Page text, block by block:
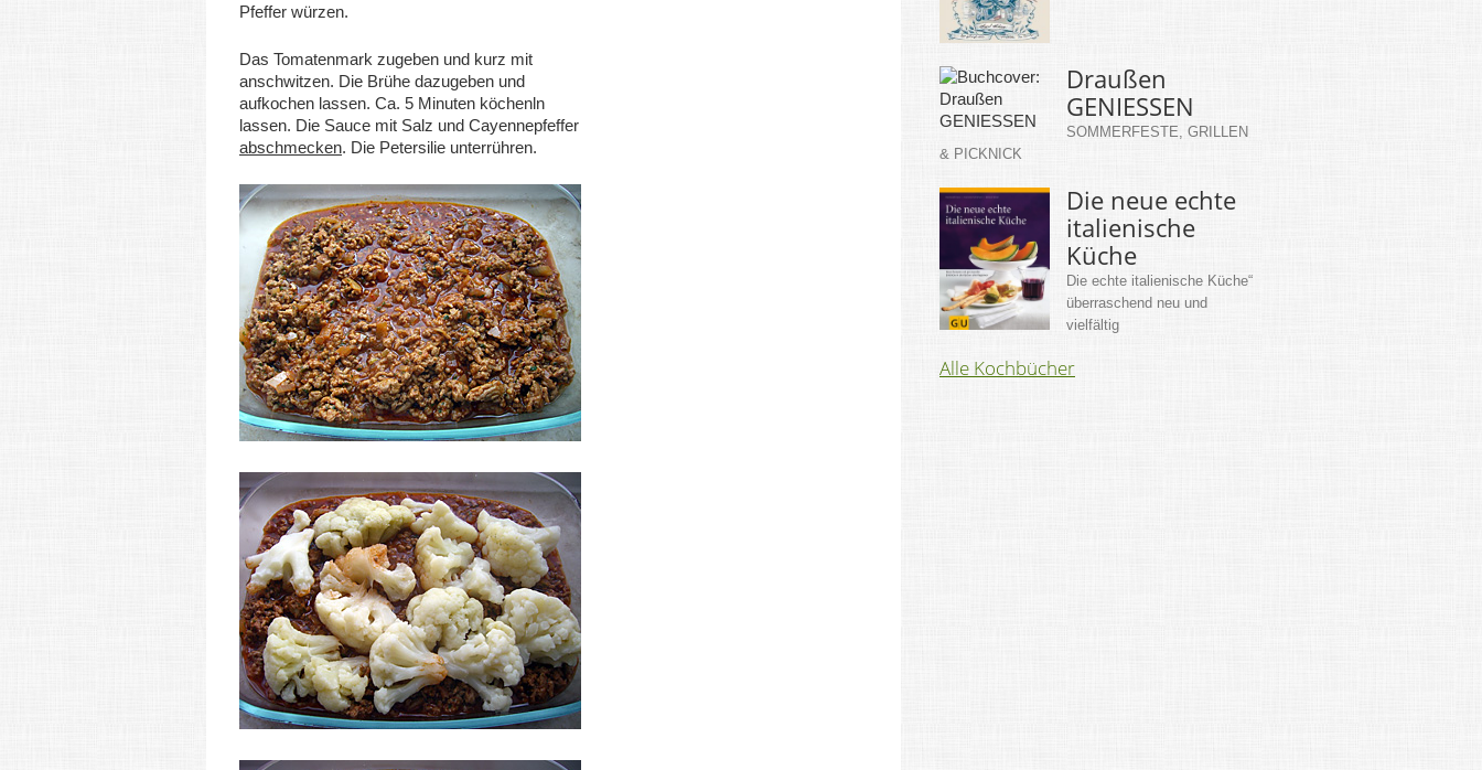
Pfeffer würzen.
Das Tomatenmark zugeben und kurz mit
anschwitzen. Die Brühe dazugeben und
aufkochen lassen. Ca. 5 Minuten köchenln
lassen. Die Sauce mit Salz und Cayennepfeffer
abschmecken. Die Petersilie unterrühren.
Draußen
GENIESSEN
SOMMERFESTE, GRILLEN
& PICKNICK
Die neue echte
italienische
Küche
Die echte italienische Küche“
überraschend neu und
vielfältig
Alle Kochbücher